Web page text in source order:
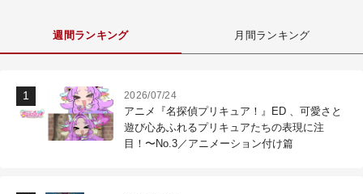
週間ランキング 月間ランキング
2026/07/24
アニメ『名探偵プリキュア！』ED 、可愛さと
遊び心あふれるプリキュアたちの表現に注
目！〜No.3／アニメーション付け篇